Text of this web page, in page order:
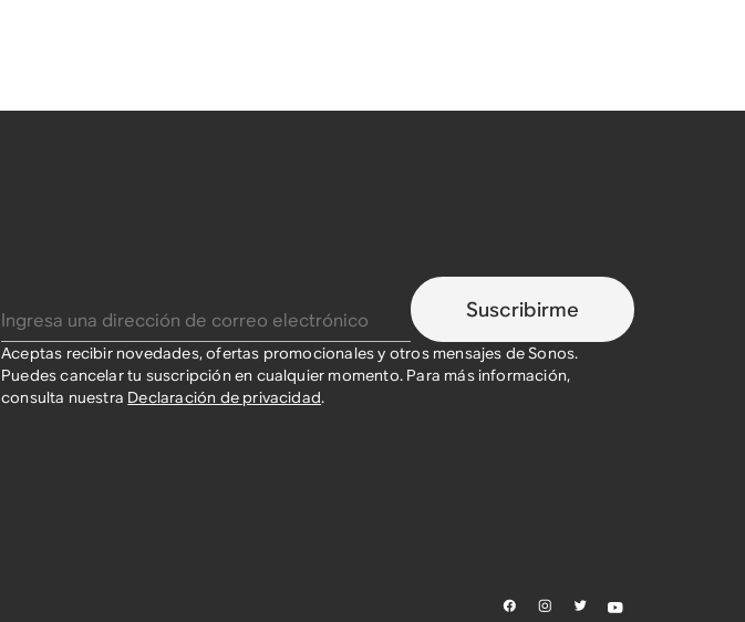
Suscribirme
Aceptas recibir novedades, ofertas promocionales y otros mensajes de Sonos.
Puedes cancelar tu suscripción en cualquier momento. Para más información,
consulta nuestra Declaración de privacidad.